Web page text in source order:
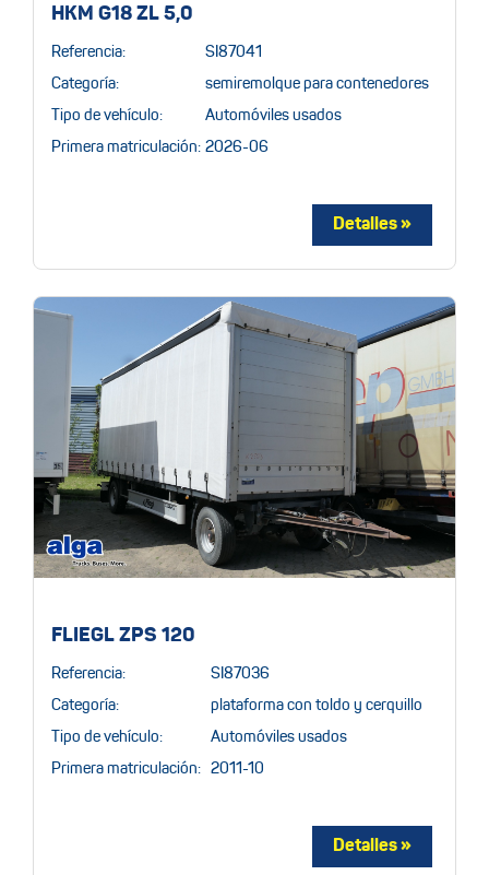
HKM G18 ZL 5,0
Referencia: SI87041
Categoría: semiremolque para contenedores
Tipo de vehículo: Automóviles usados
Primera matriculación: 2026-06
FLIEGL ZPS 120
Referencia: SI87036
Categoría: plataforma con toldo y cerquillo
Tipo de vehículo: Automóviles usados
Primera matriculación: 2011-10